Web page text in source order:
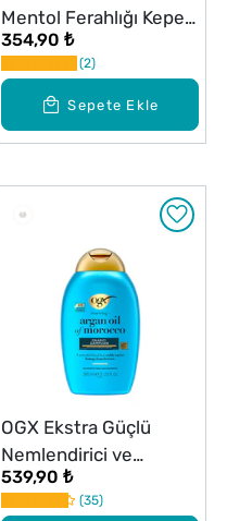
Sepete Ekle
Mentol Ferahlığı Kepek
Karşıtı Şampuan 800
ml
354,90 ₺
2
OGX Ekstra Güçlü
Nemlendirici ve
Canlandırıcı Şampuan
385 ml
539,90 ₺
35